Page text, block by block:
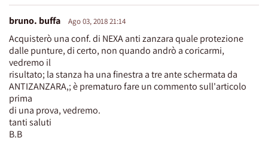
bruno. buffa Ago 03, 2018 21:14
Acquisterò una conf. di NEXA anti zanzara quale protezione
dalle punture, di certo, non quando andrò a coricarmi,
vedremo il
risultato; la stanza ha una finestra a tre ante schermata da
ANTIZANZARA,; è prematuro fare un commento sull'articolo
prima
di una prova, vedremo.
tanti saluti
B.B